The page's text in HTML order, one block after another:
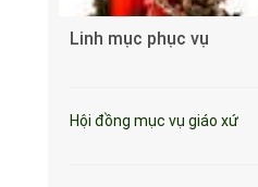
Linh mục phục vụ
Hội đồng mục vụ giáo xứ